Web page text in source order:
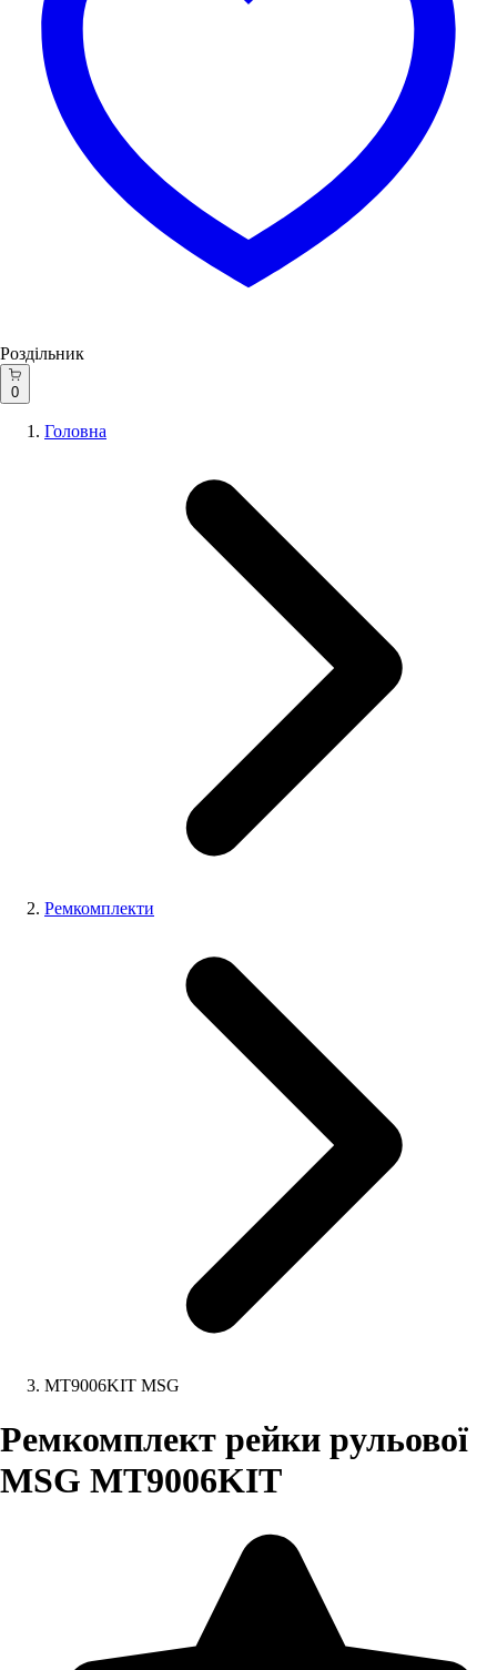
Роздільник
0
Головна
Ремкомплекти
MT9006KIT MSG
Ремкомплект рейки рульової
MSG MT9006KIT